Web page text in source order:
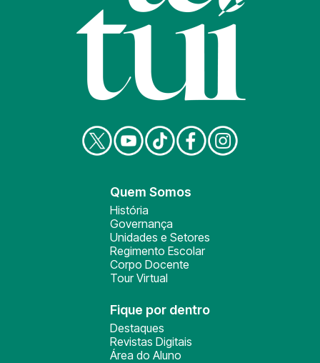
Quem Somos
História
Governança
Unidades e Setores
Regimento Escolar
Corpo Docente
Tour Virtual
Fique por dentro
Destaques
Revistas Digitais
Área do Aluno